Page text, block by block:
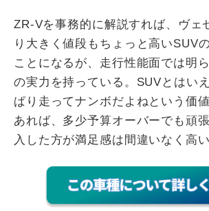
ZR-Vを事務的に解説すれば、ヴェ
り大きく値段もちょっと高いSUV
ことになるが、走行性能面では明
の実力を持っている。SUVとはい
ぱり走ってナンボだよねという価
あれば、多少予算オーバーでも頑
入した方が満足感は間違いなく高い